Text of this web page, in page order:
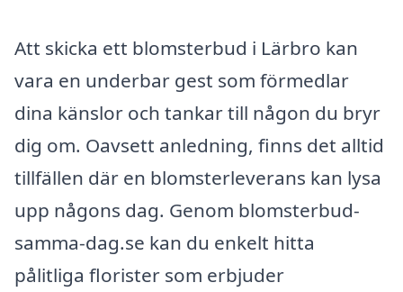
Att skicka ett blomsterbud i Lärbro kan
vara en underbar gest som förmedlar
dina känslor och tankar till någon du bryr
dig om. Oavsett anledning, finns det alltid
tillfällen där en blomsterleverans kan lysa
upp någons dag. Genom blomsterbud-
samma-dag.se kan du enkelt hitta
pålitliga florister som erbjuder